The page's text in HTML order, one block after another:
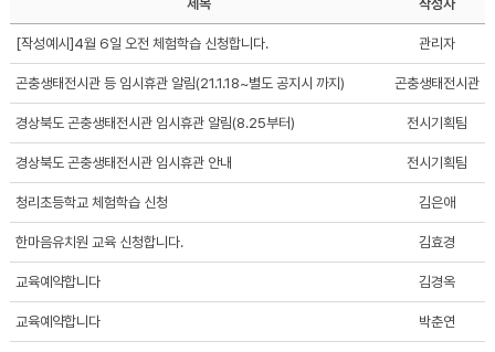
제목 작성자
[작성예시]4월 6일 오전 체험학습 신청합니다. 관리자
곤충생태전시관 등 임시휴관 알림(21.1.18~별도 공지시 까지) 곤충생태전시관
경상북도 곤충생태전시관 임시휴관 알림(8.25부터) 전시기획팀
경상북도 곤충생태전시관 임시휴관 안내 전시기획팀
청리초등학교 체험학습 신청 김은애
한마음유치원 교육 신청합니다. 김효경
교육예약합니다 김경옥
교육예약합니다 박춘연